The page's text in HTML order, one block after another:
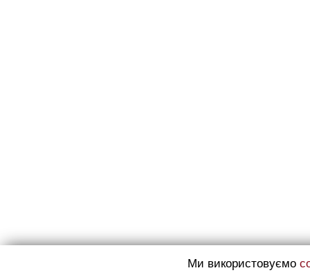
Ми використовуємо